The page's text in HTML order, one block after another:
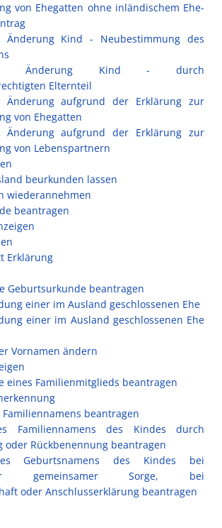
von Ehegatten ohne inländischem Ehe-
Änderung Kind - Neubestimmung des
Änderung Kind - durch
Elternteil
Änderung aufgrund der Erklärung zur
von Ehegatten
Änderung aufgrund der Erklärung zur
von Lebenspartnern
beurkunden lassen
wiederannehmen
beantragen
Erklärung
Geburtsurkunde beantragen
einer im Ausland geschlossenen Ehe
einer im Ausland geschlossenen Ehe
Vornamen ändern
eines Familienmitglieds beantragen
beantragen
Familiennamens des Kindes durch
oder Rückbenennung beantragen
Geburtsnamens des Kindes bei
gemeinsamer Sorge, bei
oder Anschlusserklärung beantragen